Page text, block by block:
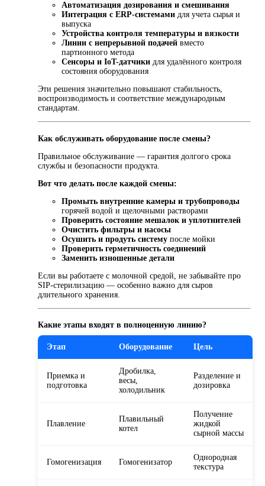
Автоматизация дозирования и смешивания
Интеграция с ERP-системами для учета сырья и
выпуска
Устройства контроля температуры и вязкости
Линии с непрерывной подачей вместо
партионного метода
Сенсоры и IoT-датчики для удалённого контроля
состояния оборудования
Эти решения значительно повышают стабильность,
воспроизводимость и соответствие международным
стандартам.
Как обслуживать оборудование после смены?
Правильное обслуживание — гарантия долгого срока
службы и безопасности продукта.
Вот что делать после каждой смены:
Промыть внутренние камеры и трубопроводы
горячей водой и щелочными растворами
Проверить состояние мешалок и уплотнителей
Очистить фильтры и насосы
Осушить и продуть систему после мойки
Проверить герметичность соединений
Заменить изношенные детали
Если вы работаете с молочной средой, не забывайте про
SIP-стерилизацию — особенно важно для сыров
длительного хранения.
Какие этапы входят в полноценную линию?
Этап Оборудование Цель
Приемка и
подготовка
Дробилка,
весы,
холодильник
Разделение и
дозировка
Плавление
Плавильный
котел
Получение
жидкой
сырной массы
Гомогенизация Гомогенизатор
Однородная
текстура